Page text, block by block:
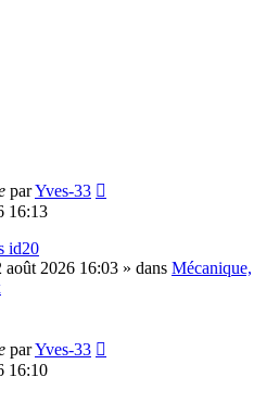
parYves-33
16:13
id20
août 2026 16:03 » dans Mécanique,
parYves-33
16:10